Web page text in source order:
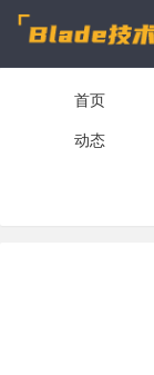
首页
动态